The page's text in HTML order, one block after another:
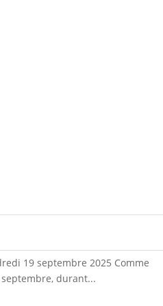
19 septembre 2025 Comme
durant...